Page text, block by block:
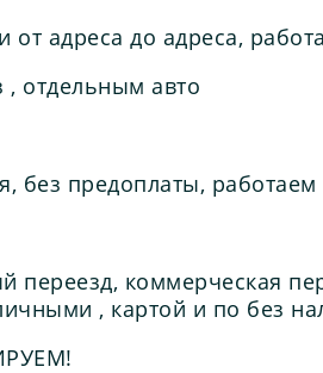
oт адpеса дo aдреса,
, отдельным авто
без предоплаты, работаем
коммерческая
, картой и по без